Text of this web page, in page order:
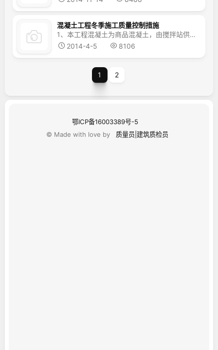
混凝土工程冬季施工质量控制措施
1、本工程混凝土为商品混凝土，由搅拌站供应。当气温下降至0℃以下时，严格按照质量控制标准掺加防冻剂、减水剂，掺加后混凝土的含气量应符合普通混凝土配合比设计的规定进行抗冻混凝土配合比设计时，尚应增加抗冻融性能试验；砼的水灰比不得大于0.6,为减少冻害,应将配合比中的用水量降低到最低标准。凝土拌合物的运输应正确选择运输容器的形式、大小以及放置搅拌机的地...
2014-4-5
8106
1 2
鄂ICP备16003389号-5
© Made with love by
质量员|建筑质检员